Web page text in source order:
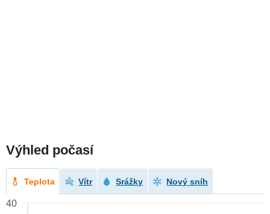
Výhled počasí
Teplota Vítr Srážky Nový sníh
40